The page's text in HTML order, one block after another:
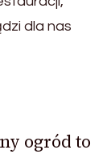
dla nas
ogród to